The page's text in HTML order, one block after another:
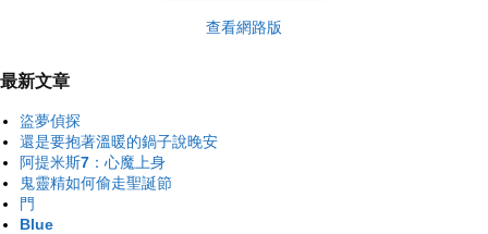
查看網路版
最新文章
盜夢偵探
還是要抱著溫暖的鍋子說晚安
阿提米斯7：心魔上身
鬼靈精如何偷走聖誕節
門
Blue